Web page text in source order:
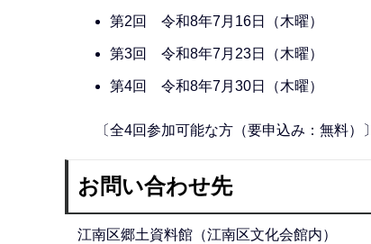
第2回 令和8年7月16日（木曜）
第3回 令和8年7月23日（木曜）
第4回 令和8年7月30日（木曜）
〔全4回参加可能な方（要申込み：無料）〕
お問い合わせ先
江南区郷土資料館（江南区文化会館内）